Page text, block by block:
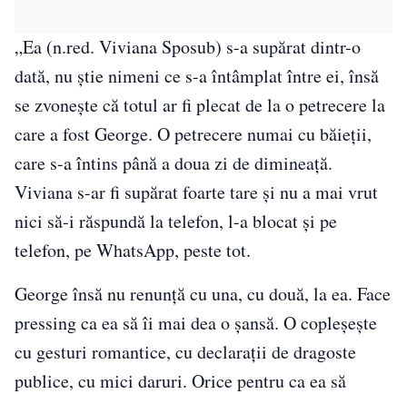
„Ea (n.red. Viviana Sposub) s-a supărat dintr-o
dată, nu știe nimeni ce s-a întâmplat între ei, însă
se zvonește că totul ar fi plecat de la o petrecere la
care a fost George. O petrecere numai cu băieții,
care s-a întins până a doua zi de dimineață.
Viviana s-ar fi supărat foarte tare și nu a mai vrut
nici să-i răspundă la telefon, l-a blocat și pe
telefon, pe WhatsApp, peste tot.
George însă nu renunță cu una, cu două, la ea. Face
pressing ca ea să îi mai dea o șansă. O copleșește
cu gesturi romantice, cu declarații de dragoste
publice, cu mici daruri. Orice pentru ca ea să